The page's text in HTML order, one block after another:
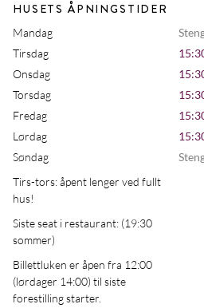
HUSETS ÅPNINGSTIDER
Mandag
Tirsdag
Onsdag
Torsdag
Fredag
Lørdag
Søndag
Tirs-tors: åpent lenger ved fullt
hus!
Siste seat i restaurant: (19:30
sommer)
Billettluken er åpen fra 12:00
(lørdager 14:00) til siste
forestilling starter.